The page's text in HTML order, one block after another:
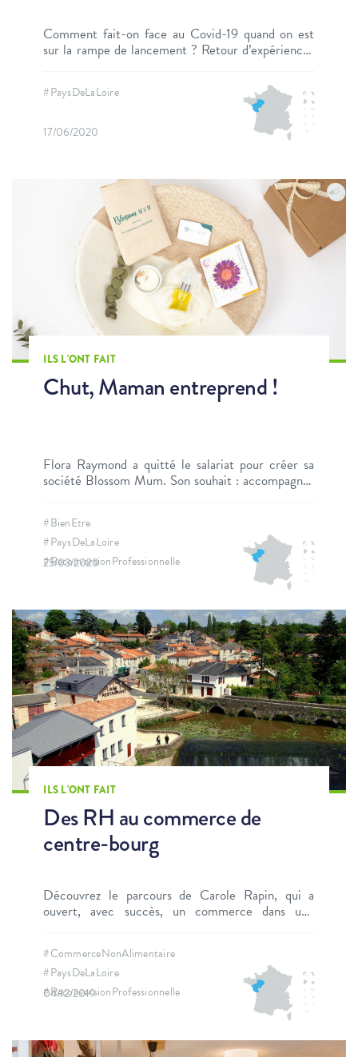
Comment fait-on face au Covid-19 quand on est
sur la rampe de lancement ? Retour d’expériences
#PaysDeLaLoire
17/06/2020
ILS L'ONT FAIT
Chut, Maman entreprend !
Flora Raymond a quitté le salariat pour créer sa
société Blossom Mum. Son souhait : accompagner
Pourquoi, comment, elle nous raconte son
parcours.
#BienEtre
#PaysDeLaLoire
#ReconversionProfessionnelle
25/03/2020
ILS L'ONT FAIT
Des RH au commerce de
centre-bourg
Découvrez le parcours de Carole Rapin, qui a
ouvert, avec succès, un commerce dans une
#CommerceNonAlimentaire
#PaysDeLaLoire
#ReconversionProfessionnelle
04/12/2019